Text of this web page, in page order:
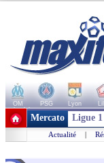
OM PSG Lyon
+ de clubs
Mercato Ligue 1
Actualité |